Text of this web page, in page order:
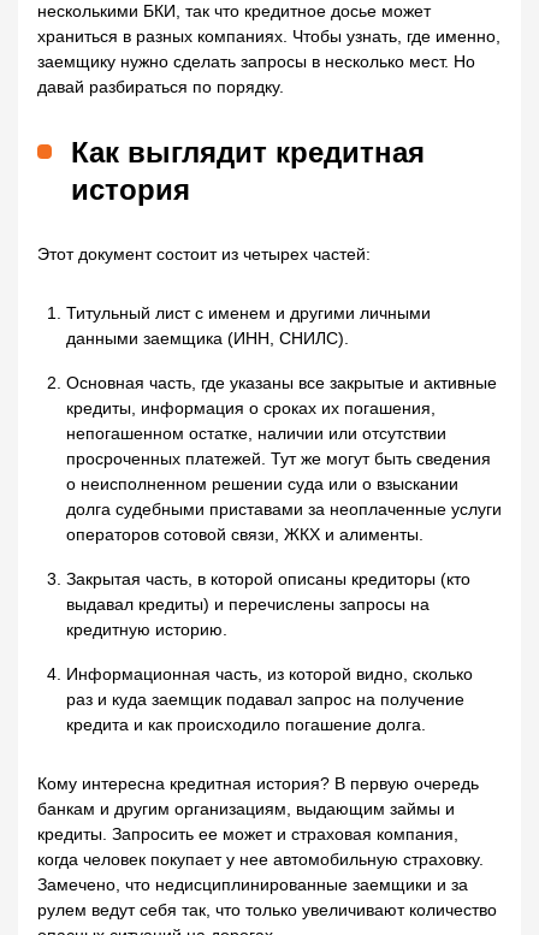
несколькими БКИ, так что кредитное досье может
храниться в разных компаниях. Чтобы узнать, где именно,
заемщику нужно сделать запросы в несколько мест. Но
давай разбираться по порядку.
Как выглядит кредитная
история
Этот документ состоит из четырех частей:
Титульный лист с именем и другими личными
данными заемщика (ИНН, СНИЛС).
Основная часть, где указаны все закрытые и активные
кредиты, информация о сроках их погашения,
непогашенном остатке, наличии или отсутствии
просроченных платежей. Тут же могут быть сведения
о неисполненном решении суда или о взыскании
долга судебными приставами за неоплаченные услуги
операторов сотовой связи, ЖКХ и алименты.
Закрытая часть, в которой описаны кредиторы (кто
выдавал кредиты) и перечислены запросы на
кредитную историю.
Информационная часть, из которой видно, сколько
раз и куда заемщик подавал запрос на получение
кредита и как происходило погашение долга.
Кому интересна кредитная история? В первую очередь
банкам и другим организациям, выдающим займы и
кредиты. Запросить ее может и страховая компания,
когда человек покупает у нее автомобильную страховку.
Замечено, что недисциплинированные заемщики и за
рулем ведут себя так, что только увеличивают количество